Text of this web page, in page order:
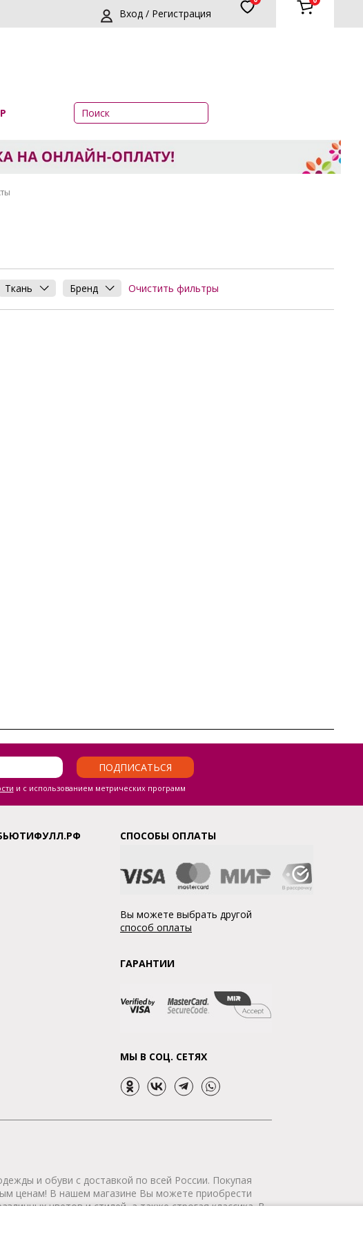
Вход / Регистрация
Ткань Бренд Очистить фильтры
ПОДПИСАТЬСЯ
и с использованием метрических программ
СПОСОБЫ ОПЛАТЫ
Вы можете выбрать другой
способ оплаты
ГАРАНТИИ
МЫ В СОЦ. СЕТЯХ
и обуви с доставкой по всей России. Покупая
ценам! В нашем магазине Вы можете приобрести
цветов и стилей, а также строгая классика. В